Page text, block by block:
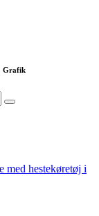
Grafik
med hestekøretøj i